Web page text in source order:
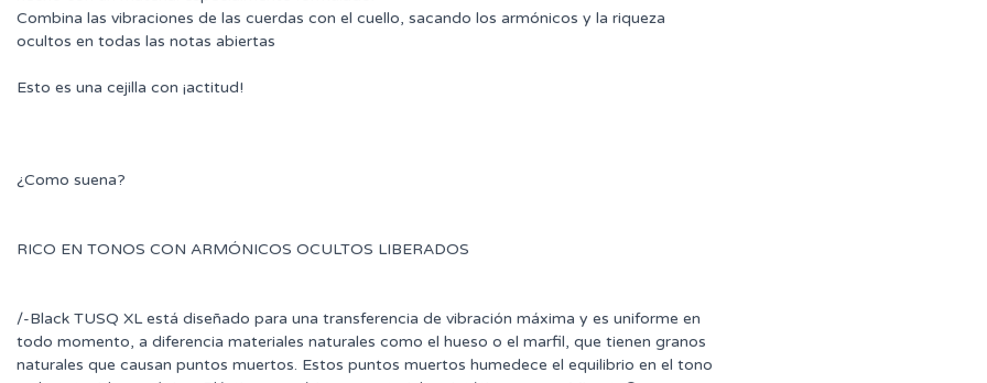
Combina las vibraciones de las cuerdas con el cuello, sacando los armónicos y la riqueza
ocultos en todas las notas abiertas
Esto es una cejilla con ¡actitud!
¿Como suena?
RICO EN TONOS CON ARMÓNICOS OCULTOS LIBERADOS
/-Black TUSQ XL está diseñado para una transferencia de vibración máxima y es uniforme en
todo momento, a diferencia materiales naturales como el hueso o el marfil, que tienen granos
naturales que causan puntos muertos. Estos puntos muertos humedece el equilibrio en el tono